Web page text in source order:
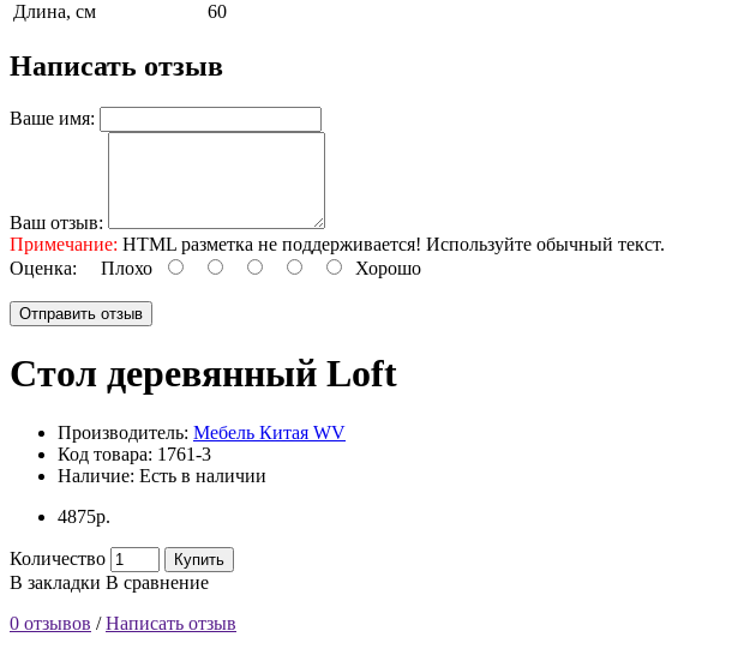
Длина, см
60
Написать отзыв
Ваше имя:
Ваш отзыв:
Примечание: HTML разметка не поддерживается! Используйте обычный текст.
Оценка: Плохо Хорошо
Отправить отзыв
Стол деревянный Loft
Производитель: Мебель Китая WV
Код товара: 1761-3
Наличие: Есть в наличии
4875р.
Количество Купить
В закладки В сравнение
0 отзывов /Написать отзыв